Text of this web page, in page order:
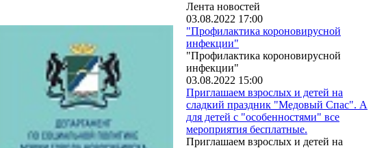
Лента новостей
03.08.2022 17:00
"Профилактика короновирусной
инфекции"
"Профилактика короновирусной
инфекции"
03.08.2022 15:00
Приглашаем взрослых и детей на
сладкий праздник "Медовый Спас". А
для детей с "особенностями" все
мероприятия бесплатные.
Приглашаем взрослых и детей на